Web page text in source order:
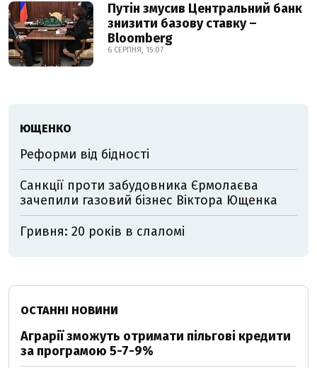
Путін змусив Центральний банк
знизити базову ставку –
Bloomberg
6 СЕРПНЯ, 15:07
ЮЩЕНКО
Реформи від бідності
Санкції проти забудовника Єрмолаєва
зачепили газовий бізнес Віктора Ющенка
Гривня: 20 років в слаломі
ОСТАННІ НОВИНИ
Аграрії зможуть отримати пільгові кредити
за програмою 5-7-9%